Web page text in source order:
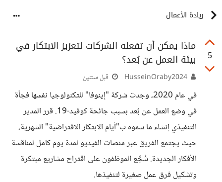
ريادة الأعمال
5
ماذا يمكن أن تفعله الشركات لتعزيز الابتكار في
بيئة العمل عن بُعد؟
قبل سنتين
في عام 2020، وجدت شركة "إينوفا" للتكنولوجيا نفسها فجأة
في وضع العمل عن بُعد بسبب جائحة كوفيد-19. قرر المدير
التنفيذي إنشاء ما سموه ب"أيام الابتكار الافتراضية" الشهرية،
حيث يجتمع الفريق عبر منصات الفيديو لمدة يوم كامل لمناقشة
الأفكار الجديدة. شُجِّع الموظفون على اقتراح مشاريع مبتكرة
وتشكيل فرق عمل صغيرة لتنفيذها.